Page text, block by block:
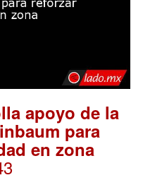
apoyo de la
para
en zona